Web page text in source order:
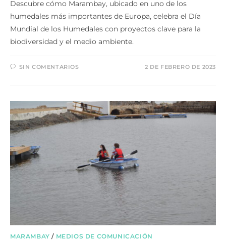
Descubre cómo Marambay, ubicado en uno de los
humedales más importantes de Europa, celebra el Día
Mundial de los Humedales con proyectos clave para la
biodiversidad y el medio ambiente.
SIN COMENTARIOS 2 DE FEBRERO DE 2023
MARAMBAY / MEDIOS DE COMUNICACIÓN